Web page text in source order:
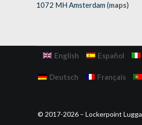
1072 MH Amsterdam (maps)
English Español
Deutsch Français
© 2017-2026 – Lockerpoint